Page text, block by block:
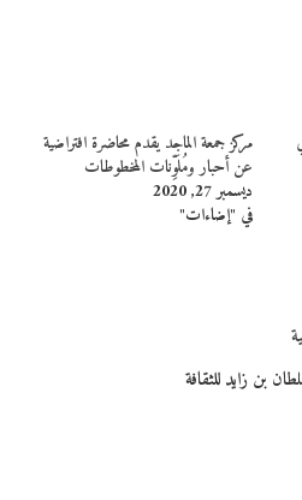
مركز جمعة الماجد يقدم محاضرة افتراضية
عن أحبار ومُلَوِّنات المخطوطات
ديسمبر 27, 2020
في "إضاءات"
بن زايد للثقافة